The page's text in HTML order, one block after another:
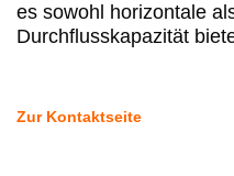
es sowohl horizontale
Durchflusskapazität
Zur Kontaktseite